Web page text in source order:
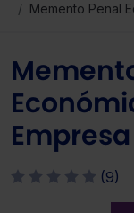
Memento Penal
(9)